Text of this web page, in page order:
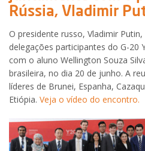
Rússia, Vladimir
O presidente russo, Vladimir
delegações participantes do G-20
com o aluno Wellington Souza
brasileira, no dia 20 de junho. A
líderes de Brunei, Espanha,
Etiópia. Veja o vídeo do encontro.